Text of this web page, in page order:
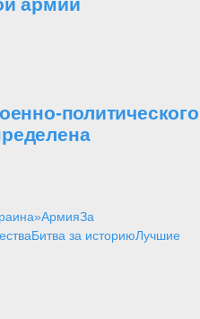
армии
политического
АрмияЗа
Битва за историюЛучшие